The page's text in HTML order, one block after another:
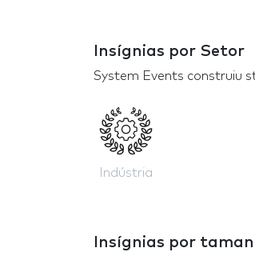
Insígnias por Setor
System Events construiu
Indústria
Insígnias por